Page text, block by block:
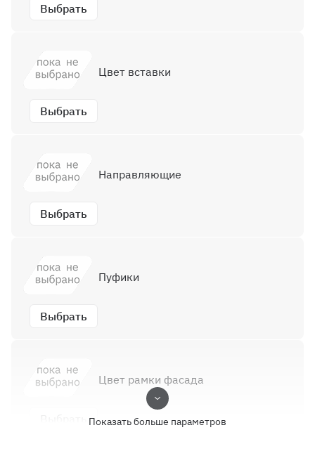
Выбрать
Выбрать
Цвет вставки
Выбрать
Направляющие
Выбрать
Пуфики
Цвет рамки фасада
Показать больше параметров